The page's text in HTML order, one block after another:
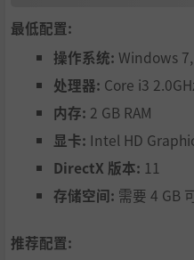
最低配置:
操作系统: Windows
处理器: Core i3
内存: 2 GB RAM
显卡: Intel HD
DirectX 版本: 11
存储空间: 需要 4 GB
推荐配置: